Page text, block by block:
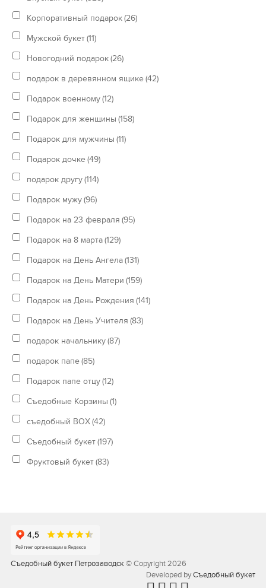
Корпоративный подарок(26)
Мужской букет(11)
Новогодний подарок(26)
подарок в деревянном ящике(42)
Подарок военному(12)
Подарок для женщины (158)
Подарок для мужчины (11)
Подарок дочке(49)
подарок другу(114)
Подарок мужу(96)
Подарок на 23 февраля (95)
Подарок на 8 марта(129)
Подарок на День Ангела(131)
Подарок на День Матери (159)
Подарок на День Рождения (141)
Подарок на День Учителя (83)
подарок начальнику(87)
подарок папе(85)
Подарок папе отцу(12)
Съедобные Корзины (1)
съедобный BOX(42)
Съедобный букет(197)
Фруктовый букет(83)
Съедобный букет Петрозаводск© Copyright 2026
Developed byСъедобный букет